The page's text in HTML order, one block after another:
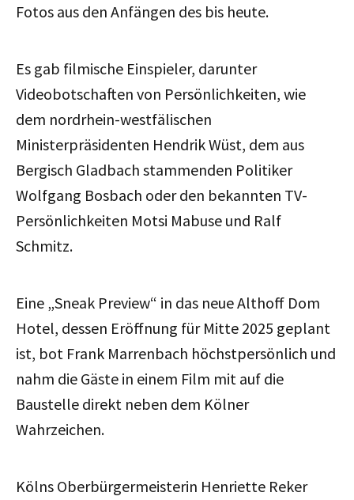
Fotos aus den Anfängen des bis heute.
Es gab filmische Einspieler, darunter
Videobotschaften von Persönlichkeiten, wie
dem nordrhein-westfälischen
Ministerpräsidenten Hendrik Wüst, dem aus
Bergisch Gladbach stammenden Politiker
Wolfgang Bosbach oder den bekannten TV-
Persönlichkeiten Motsi Mabuse und Ralf
Schmitz.
Eine „Sneak Preview“ in das neue Althoff Dom
Hotel, dessen Eröffnung für Mitte 2025 geplant
ist, bot Frank Marrenbach höchstpersönlich und
nahm die Gäste in einem Film mit auf die
Baustelle direkt neben dem Kölner
Wahrzeichen.
Kölns Oberbürgermeisterin Henriette Reker